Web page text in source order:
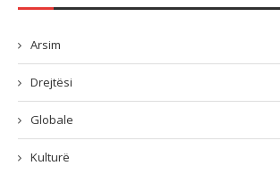
Arsim
Drejtësi
Globale
Kulturë